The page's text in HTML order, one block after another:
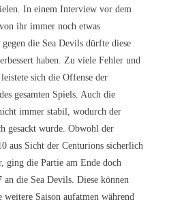
In einem Interview vor dem
ihr immer noch etwas
die Sea Devils dürfte diese
haben. Zu viele Fehler und
sich die Offense der
gesamten Spiels. Auch die
immer stabil, wodurch der
gesackt wurde. Obwohl der
aus Sicht der Centurions sicherlich
ging die Partie am Ende doch
die Sea Devils. Diese können
Saison aufatmen während